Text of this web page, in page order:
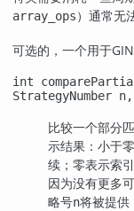
array_ops）通常无
可选的，一个用于GIN
int
StrategyNumber
比较一个部分
示结果：小于
续；零表示索
因为没有更多
略号n将被提供